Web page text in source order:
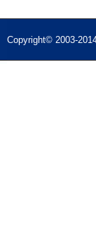
Copyright© 2003-